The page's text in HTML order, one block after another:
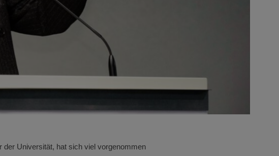
Universität, hat sich viel vorgenommen